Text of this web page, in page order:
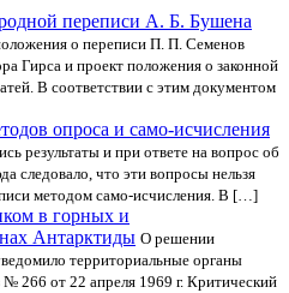
переписи А. Б. Бушена
о переписи П. П. Семенов
Гирса и проект положения о законной
В соответствии с этим документом
опроса и само-исчисления
результаты и при ответе на вопрос об
следовало, что эти вопросы нельзя
методом само-исчисления. В […]
в горных и
Антарктиды О решении
территориальные органы
№ 266 от 22 апреля 1969 г. Критический